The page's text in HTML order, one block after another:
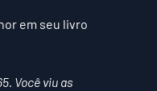
em seu livro
Você viu as